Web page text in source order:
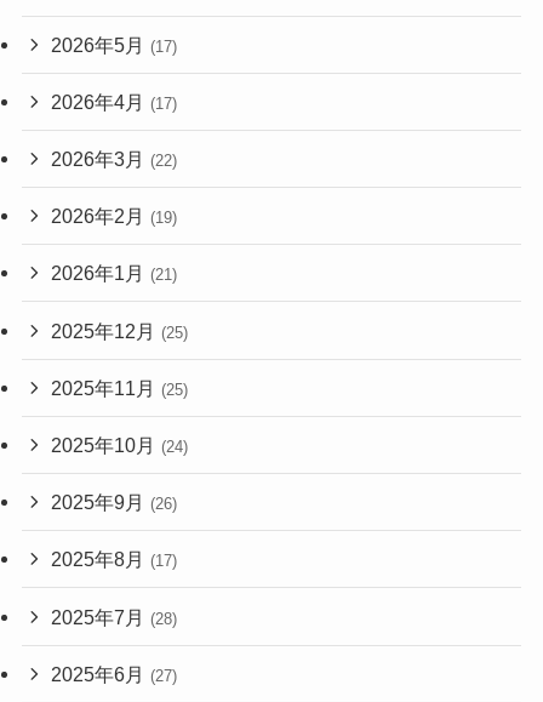
2026年5月 (17)
2026年4月 (17)
2026年3月 (22)
2026年2月 (19)
2026年1月 (21)
2025年12月 (25)
2025年11月 (25)
2025年10月 (24)
2025年9月 (26)
2025年8月 (17)
2025年7月 (28)
2025年6月 (27)